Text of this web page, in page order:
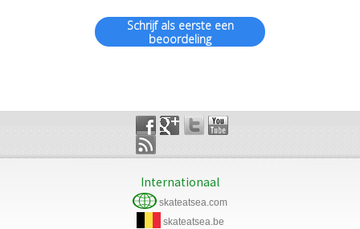
Schrijf als eerste een
beoordeling
Internationaal
skateatsea.com
skateatsea.be